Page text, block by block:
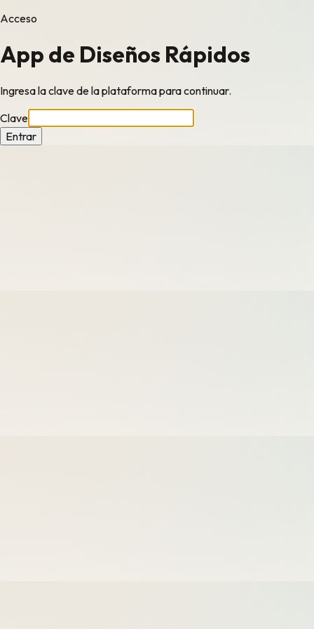
Acceso
App de Diseños Rápidos
Ingresa la clave de la plataforma para continuar.
Clave
Entrar